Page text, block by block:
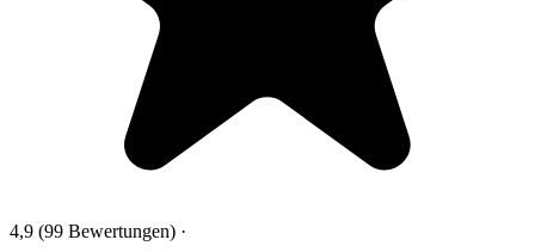
4,9 (99 Bewertungen) ·